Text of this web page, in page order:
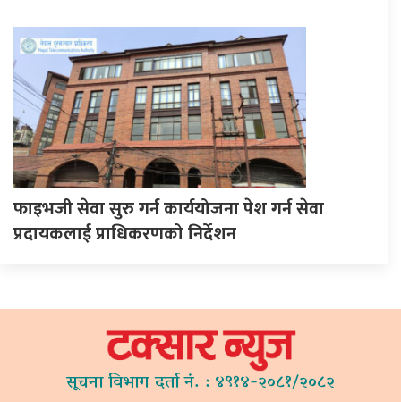
फाइभजी सेवा सुरु गर्न कार्ययोजना पेश गर्न सेवा
प्रदायकलाई प्राधिकरणको निर्देशन
सूचना विभाग दर्ता नं. : ४९१४-२०८१/२०८२